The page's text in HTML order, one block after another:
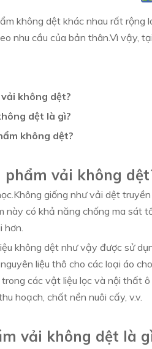
không dệt khác nhau rất rộng
nhu cầu của bản thân.Vì vậy,
không dệt?
dệt là gì?
không dệt?
vải không
giống như vải dệt
này có khả năng chống ma sát
hơn.
không dệt như vậy được sử
liệu thô cho các loại áo
các vật liệu lọc và nội thất
hoạch, chất nền nuôi cấy, v.v.
vải không dệt là